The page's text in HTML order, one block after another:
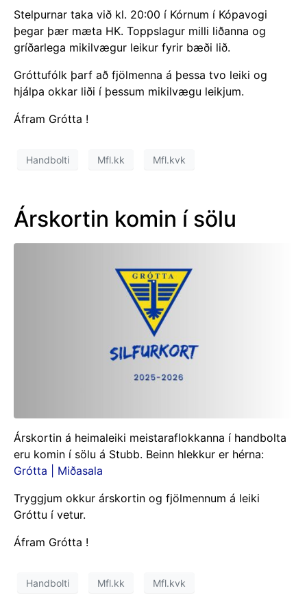
Stelpurnar taka við kl. 20:00 í Kórnum í Kópavogi
þegar þær mæta HK. Toppslagur milli liðanna og
gríðarlega mikilvægur leikur fyrir bæði lið.
Gróttufólk þarf að fjölmenna á þessa tvo leiki og
hjálpa okkar liði í þessum mikilvægu leikjum.
Áfram Grótta !
Handbolti Mfl.kk Mfl.kvk
Árskortin komin í sölu
Árskortin á heimaleiki meistaraflokkanna í handbolta
eru komin í sölu á Stubb. Beinn hlekkur er hérna:
Grótta | Miðasala
Tryggjum okkur árskortin og fjölmennum á leiki
Gróttu í vetur.
Áfram Grótta !
Handbolti Mfl.kk Mfl.kvk